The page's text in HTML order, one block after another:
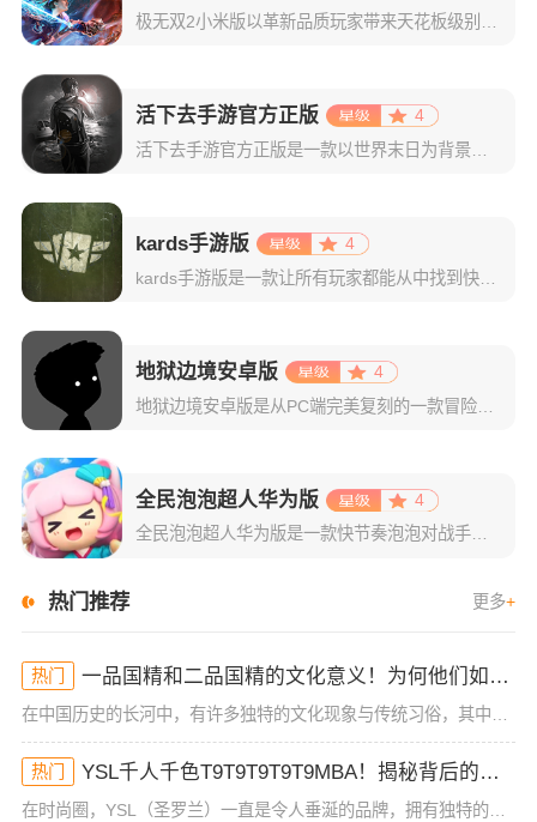
活下去手游官方正版
4
kards手游版
4
地狱边境安卓版
4
全民泡泡超人华为版
4
全民泡泡超人华为版是一款快节奏泡泡对战手游，游戏致力于还原经典的泡泡对战玩法，并且在此基础上还新增了排位模式、跑酷竞速、Partygame、抽盲盒等趣味玩法，让玩家不仅能回忆童年的乐趣也能得到更多新颖
热门推荐 更多+
热门 一品国精和二品国精的文化意义！为何他们如此独特？你绝对不知道的深层背景
热门 YSL千人千色T9T9T9T9T9MBA！揭秘背后的设计秘密，难怪网友都在疯传！
在时尚圈，YSL（圣罗兰）一直是令人垂涎的品牌，拥有独特的设计理念和精湛的工艺。而最近，“YSL千人千色T9T9T9T9T9MBA”这款产品，不仅成为了社交媒体的热议话题，更是引发了无数时尚迷的疯狂追